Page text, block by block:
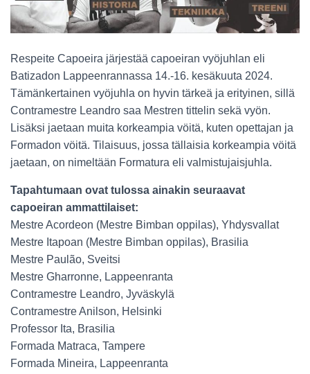
Respeite Capoeira järjestää capoeiran vyöjuhlan eli
Batizadon Lappeenrannassa 14.-16. kesäkuuta 2024.
Tämänkertainen vyöjuhla on hyvin tärkeä ja erityinen, sillä
Contramestre Leandro saa Mestren tittelin sekä vyön.
Lisäksi jaetaan muita korkeampia vöitä, kuten opettajan ja
Formadon vöitä. Tilaisuus, jossa tällaisia korkeampia vöitä
jaetaan, on nimeltään Formatura eli valmistujaisjuhla.
Tapahtumaan ovat tulossa ainakin seuraavat
capoeiran ammattilaiset:
Mestre Acordeon (Mestre Bimban oppilas), Yhdysvallat
Mestre Itapoan (Mestre Bimban oppilas), Brasilia
Mestre Paulão, Sveitsi
Mestre Gharronne, Lappeenranta
Contramestre Leandro, Jyväskylä
Contramestre Anilson, Helsinki
Professor Ita, Brasilia
Formada Matraca, Tampere
Formada Mineira, Lappeenranta